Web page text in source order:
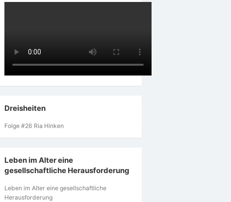
Dreisheiten
Folge #26 Ria Hinken
Leben im Alter eine
gesellschaftliche Herausforderung
Leben im Alter eine gesellschaftliche
Herausforderung